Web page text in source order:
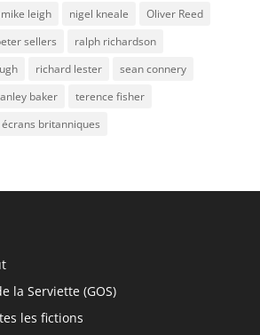
mike leigh nigel kneale
Oliver Reed
sellers
ralph richardson
richard lester
sean connery
baker
terence fisher
écrans britanniques
la Serviette (GOS)
les fictions